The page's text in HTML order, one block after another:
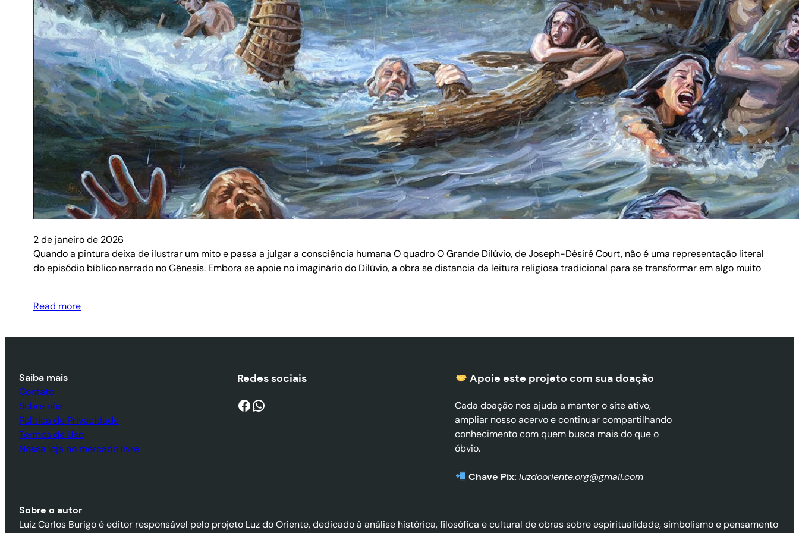
2 de janeiro de 2026
Quando a pintura deixa de ilustrar um mito e passa a julgar a consciência humana O quadro O Grande Dilúvio, de Joseph-Désiré Court, não é uma representação literal
do episódio bíblico narrado no Gênesis. Embora se apoie no imaginário do Dilúvio, a obra se distancia da leitura religiosa tradicional para se transformar em algo muito
Read more
Saiba mais
Contato
Sobre nós
Política de Privacidade
Termos de Uso
Nossa loja no mercado livre
Redes sociais
Facebook WhatsApp
Apoie este projeto com sua doação
Cada doação nos ajuda a manter o site ativo,
ampliar nosso acervo e continuar compartilhando
conhecimento com quem busca mais do que o
óbvio.
Chave Pix: luzdooriente.org@gmail.com
Sobre o autor
Luiz Carlos Burigo é editor responsável pelo projeto Luz do Oriente, dedicado à análise histórica, filosófica e cultural de obras sobre espiritualidade, simbolismo e pensamento